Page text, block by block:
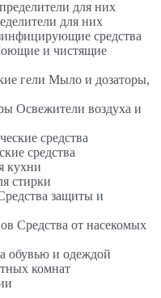
для них
средства
и чистящие
Мыло и дозаторы,
Освежители воздуха и
средства
кухни
стирки
защиты и
Средства от насекомых
обувью и одеждой
комнат